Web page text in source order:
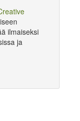
ilmaiseksi
ja